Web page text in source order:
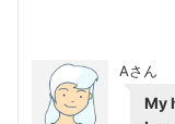
Aさん
My